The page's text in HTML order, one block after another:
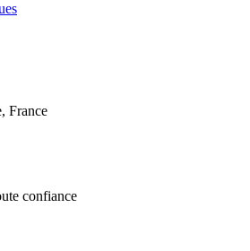
France
confiance